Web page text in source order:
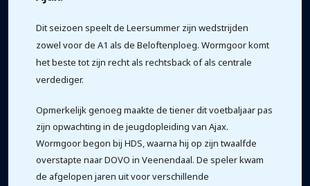
Dit seizoen speelt de Leersummer zijn wedstrijden
zowel voor de A1 als de Beloftenploeg. Wormgoor komt
het beste tot zijn recht als rechtsback of als centrale
verdediger.
Opmerkelijk genoeg maakte de tiener dit voetbaljaar pas
zijn opwachting in de jeugdopleiding van Ajax.
Wormgoor begon bij HDS, waarna hij op zijn twaalfde
overstapte naar DOVO in Veenendaal. De speler kwam
de afgelopen jaren uit voor verschillende